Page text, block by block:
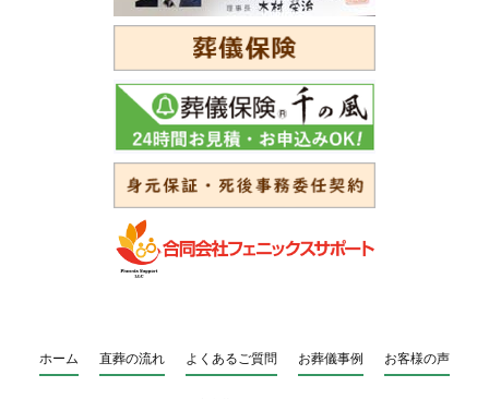
ホーム 直葬の流れ よくあるご質問 お葬儀事例 お客様の声